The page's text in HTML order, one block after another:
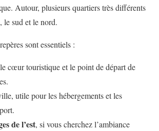
Autour, plusieurs quartiers très différents
le sud et le nord.
sont essentiels :
cœur touristique et le point de départ de
utile pour les hébergements et les
de l’est, si vous cherchez l’ambiance